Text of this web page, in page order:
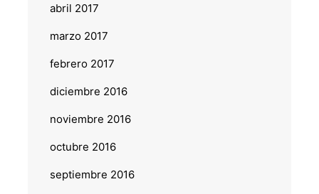
abril 2017
marzo 2017
febrero 2017
diciembre 2016
noviembre 2016
octubre 2016
septiembre 2016